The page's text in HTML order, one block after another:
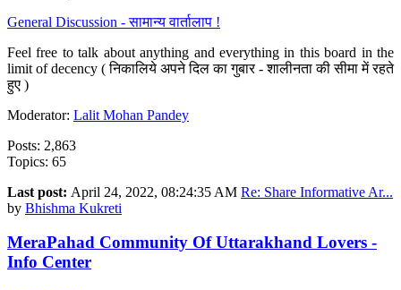
General Discussion - सामान्य वार्तालाप !
Feel free to talk about anything and everything in this board in the
limit of decency ( निकालिये अपने दिल का गुबार - शालीनता की सीमा में रहते
हुए )
Moderator: Lalit Mohan Pandey
Posts: 2,863
Topics: 65
Last post: April 24, 2022, 08:24:35 AM Re: Share Informative Ar...
by Bhishma Kukreti
MeraPahad Community Of Uttarakhand Lovers -
Info Center